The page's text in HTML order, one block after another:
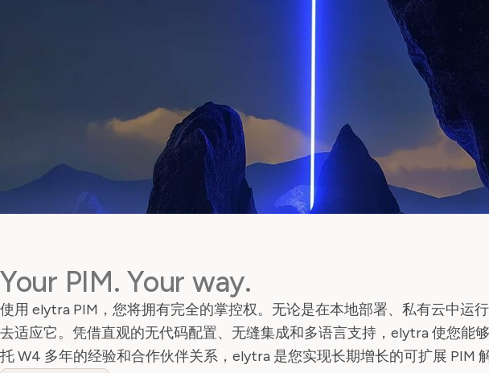
Your PIM. Your way.
使用 elytra PIM，您将拥有完全的掌控权。无论是在本地部署、私有云中运
去适应它。凭借直观的无代码配置、无缝集成和多语言支持，elytra 使您能
托 W4 多年的经验和合作伙伴关系，elytra 是您实现长期增长的可扩展 PIM